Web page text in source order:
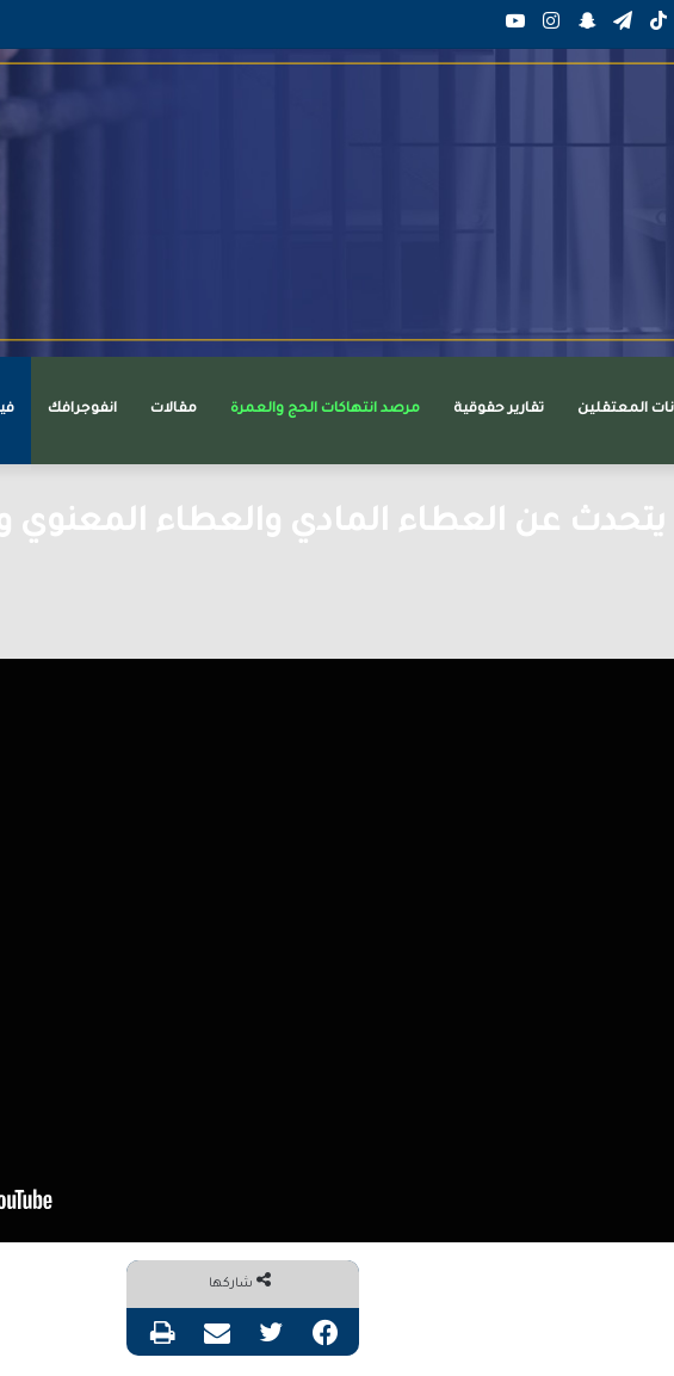
انستقرام سناب
تشات
تيلقرامTikTok
المعتقلين تقارير حقوقية مرصد انتهاكات الحج والعمرة مقالات انفوجرافك
يتحدث عن العطاء المادي والعطاء
شاركها
فيسبوك تويتر مشاركة عبر البريد طباعة